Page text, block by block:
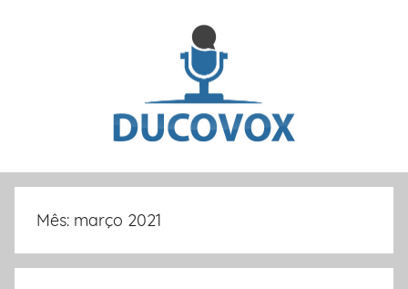
Dicas
artigos
Mês: março 2021